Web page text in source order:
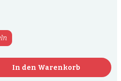
In den Warenkorb